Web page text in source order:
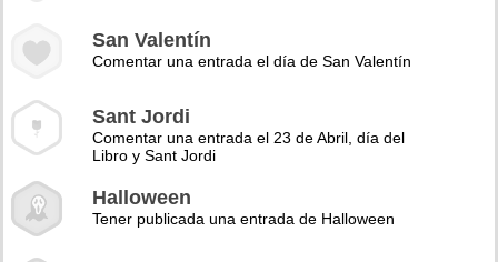
San Valentín
Comentar una entrada el día de San Valentín
Sant Jordi
Comentar una entrada el 23 de Abril, día del
Libro y Sant Jordi
Halloween
Tener publicada una entrada de Halloween